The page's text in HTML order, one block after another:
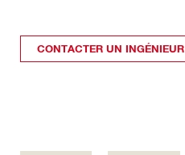
CONTACTER UN INGÉNIEUR